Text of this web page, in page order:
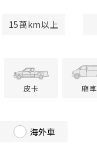
15萬km以上
皮卡 廂車
海外車